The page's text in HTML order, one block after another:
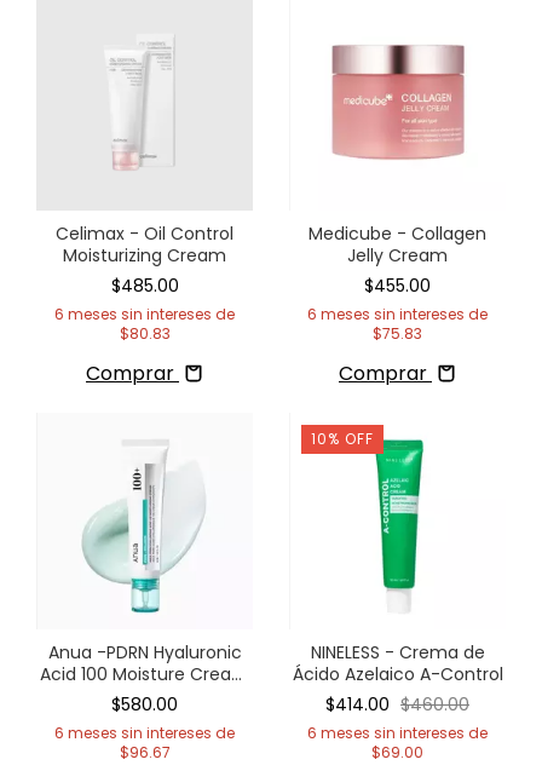
Celimax - Oil Control
Moisturizing Cream
$485.00
6 meses sin intereses de
$80.83
Comprar
Medicube - Collagen
Jelly Cream
$455.00
6 meses sin intereses de
$75.83
Comprar
Anua -PDRN Hyaluronic
Acid 100 Moisture Cream
- 60ml
$580.00
6 meses sin intereses de
$96.67
10% OFF
NINELESS - Crema de
Ácido Azelaico A-Control
$414.00 $460.00
6 meses sin intereses de
$69.00